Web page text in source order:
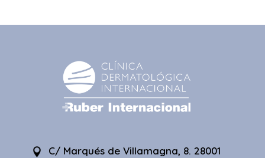
C/ Marqués de Villamagna, 8. 28001